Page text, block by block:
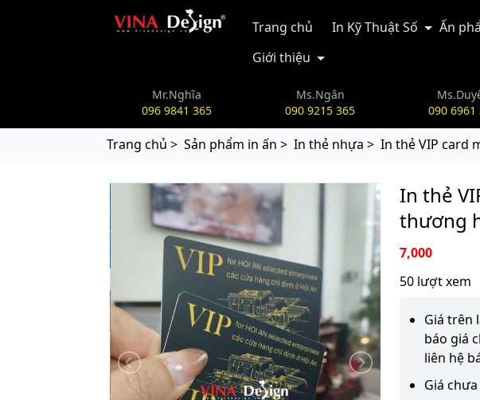
vinadesign.vn
Trang chủ In Kỹ Thuật Số Ấn
Giới thiệu
Mr.Nghĩa
096 9841 365
Ms.Ngân
090 9215 365
090 6961
Trang chủ > Sản phẩm in ấn > In thẻ nhựa > In thẻ VIP card
In thẻ
thương
7,000
50 lượt xem
Giá trên
báo giá
liên hệ
Giá